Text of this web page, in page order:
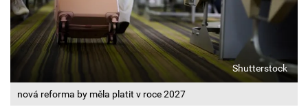
nová reforma by měla platit v roce 2027
Shutterstock